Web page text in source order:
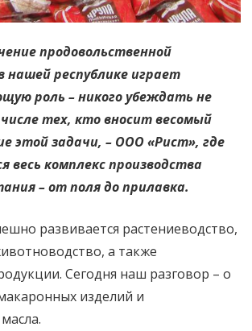
продовольственной
нашей республике играет
роль – никого убеждать не
тех, кто вносит весомый
этой задачи, – ООО «Рист», где
весь комплекс производства
– от поля до прилавка.
развивается растениеводство,
а также
Сегодня наш разговор – о
изделий и